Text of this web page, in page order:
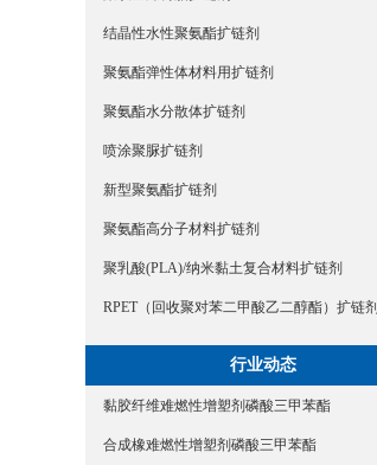
结晶性水性聚氨酯扩链剂
聚氨酯弹性体材料用扩链剂
聚氨酯水分散体扩链剂
喷涂聚脲扩链剂
新型聚氨酯扩链剂
聚氨酯高分子材料扩链剂
聚乳酸(PLA)/纳米黏土复合材料扩链剂
RPET（回收聚对苯二甲酸乙二醇酯）扩链剂
行业动态
黏胶纤维难燃性增塑剂磷酸三甲苯酯
合成橡难燃性增塑剂磷酸三甲苯酯